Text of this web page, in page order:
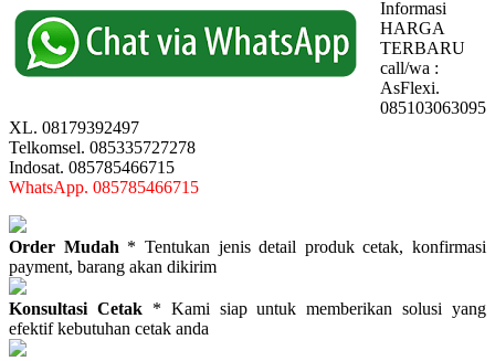
Informasi
HARGA
TERBARU
call/wa :
AsFlexi.
085103063095
XL. 08179392497
Telkomsel. 085335727278
Indosat. 085785466715
WhatsApp. 085785466715
Order Mudah * Tentukan jenis detail produk cetak, konfirmasi
payment, barang akan dikirim
Konsultasi Cetak* Kami siap untuk memberikan solusi yang
efektif kebutuhan cetak anda